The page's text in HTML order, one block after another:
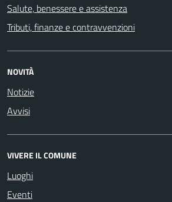
Salute, benessere e assistenza
Tributi, finanze e contravvenzioni
NOVITÀ
Notizie
Avvisi
VIVERE IL COMUNE
Luoghi
Eventi